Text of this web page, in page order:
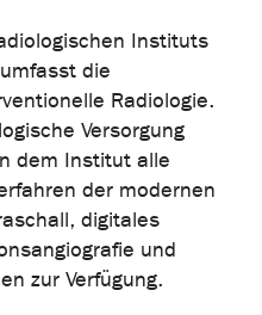
Instituts
die
Radiologie.
Versorgung
dem Institut alle
der modernen
digitales
und
zur Verfügung.